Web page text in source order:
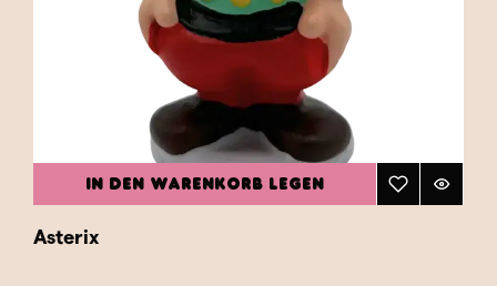
widerzuspiegeln – von farbenfrohen Kostümen
und ikonischen Posen bis hin zu den kleinsten
Details, die sie sofort erkennbar machen. Ob
Sie nun einen Caganer mit Ihrem
Lieblingssuperhelden oder einer
Zeichentrickfigur suchen, die schöne
Erinnerungen weckt – in der Kategorie „Comic“
ist für jeden Geschmack etwas dabei.
IN DEN WARENKORB LEGEN
Asterix